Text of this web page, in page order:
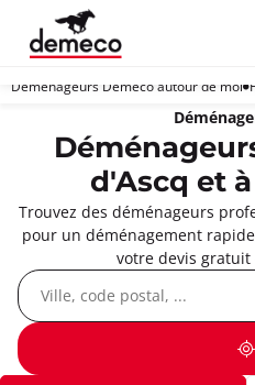
Déménageurs Demeco autour de moi
d'Ascq et
Trouvez des déménageurs
pour un déménagement
votre devis